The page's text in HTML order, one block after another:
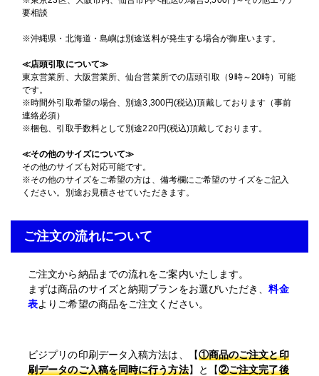
要相談
※沖縄県・北海道・島嶼は別途送料が発生する場合が御座います。
≪店頭引取について≫
東京営業所、大阪営業所、仙台営業所での店頭引取（9時～20時）可能
です。
※時間外引取希望の場合、別途3,300円(税込)頂戴しております（事前
連絡必須）
※梱包、引取手数料として別途220円(税込)頂戴しております。
≪その他のサイズについて≫
その他のサイズも対応可能です。
※その他のサイズをご希望の方は、備考欄にご希望のサイズをご記入
ください。別途お見積させていただきます。
ご注文の流れについて
ご注文から納品までの流れをご案内いたします。
まずは商品のサイズと納期プランをお選びいただき、料金
表よりご希望の商品をご注文ください。
ビジプリの印刷データ入稿方法は、【①商品のご注文と印
刷データのご入稿を同時に行う方法】と【②ご注文完了後